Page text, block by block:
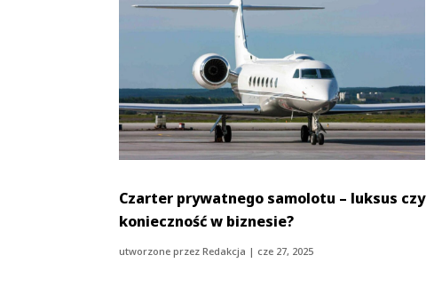
Czarter prywatnego samolotu – luksus czy
konieczność w biznesie?
utworzone przezRedakcja | cze 27, 2025